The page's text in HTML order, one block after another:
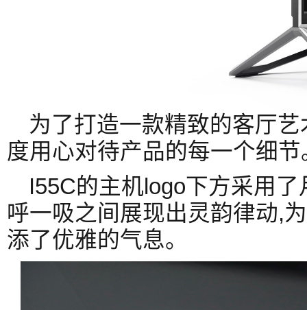
为了打造一款精致的客厅
度用心对待产品的每一个细节
I55C的主机logo下方采用
呼一吸之间展现出灵韵律动,
添了优雅的气息。